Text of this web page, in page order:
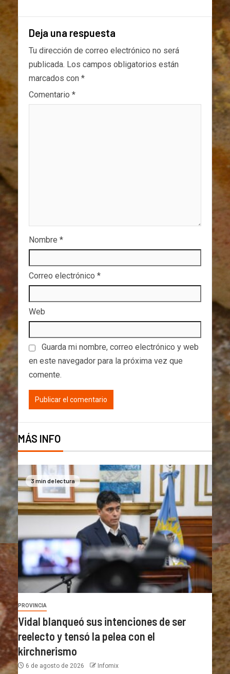
Deja una respuesta
Tu dirección de correo electrónico no será
publicada. Los campos obligatorios están
marcados con *
Comentario *
Nombre *
Correo electrónico *
Web
Guarda mi nombre, correo electrónico y web
en este navegador para la próxima vez que
comente.
MÁS INFO
3 min de lectura
PROVINCIA
Vidal blanqueó sus intenciones de ser
reelecto y tensó la pelea con el
kirchnerismo
6 de agosto de 2026 Infomix